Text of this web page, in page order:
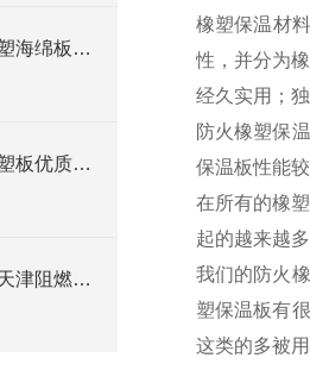
橡塑保温板厂家,批发橡塑海绵板工厂
国标橡塑保温板厂家,橡塑板优质批发商
橡塑保温板厂家供货商,天津阻燃橡塑板材
橡塑保温材
性，并分为
经久实用；
防火橡塑保
保温板性能
在所有的橡
起的越来越
我们的防火
塑保温板有
这类的多被